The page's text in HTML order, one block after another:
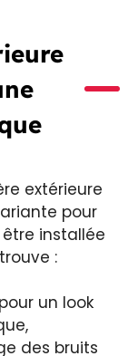
extérieure
pour
installée
:
un look
des bruits